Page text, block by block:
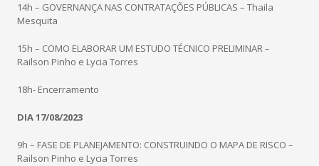
14h – GOVERNANÇA NAS CONTRATAÇÕES PÚBLICAS – Thaila
Mesquita
15h – COMO ELABORAR UM ESTUDO TÉCNICO PRELIMINAR –
Railson Pinho e Lycia Torres
18h- Encerramento
DIA 17/08/2023
9h – FASE DE PLANEJAMENTO: CONSTRUINDO O MAPA DE RISCO –
Railson Pinho e Lycia Torres